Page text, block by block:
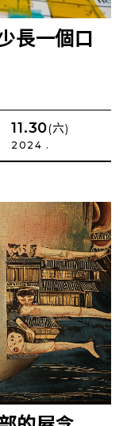
長一個口
11.30(六)
2024 .